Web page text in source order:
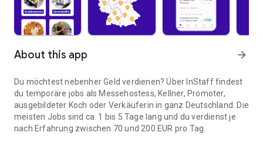
About this app arrow_forward
Du möchtest nebenher Geld verdienen? Über InStaff findest
du temporäre jobs als Messehostess, Kellner, Promoter,
ausgebildeter Koch oder Verkäuferin in ganz Deutschland. Die
meisten Jobs sind ca. 1 bis 5 Tage lang und du verdienst je
nach Erfahrung zwischen 70 und 200 EUR pro Tag.